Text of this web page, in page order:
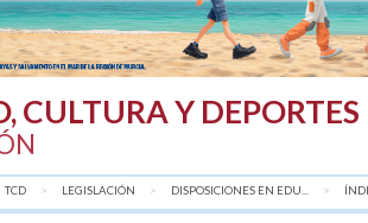
CULTURA Y DEPORTES
TCD LEGISLACIÓN DISPOSICIONES EN EDU...